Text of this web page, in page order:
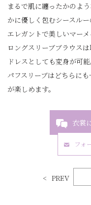
まるで肌に纏ったかのよ
かに優しく包むシースル
エレガントで美しいマーメ
ロングスリーブブラウス
ドレスとしても変身が可能
パフスリーブはどちらに
が楽しめます。
衣裳
フォ
PREV